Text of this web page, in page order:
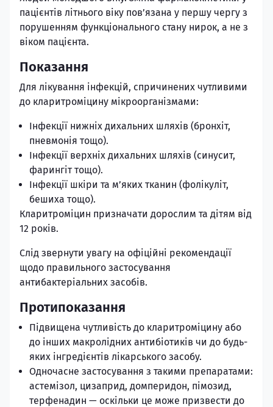
пацієнтів літнього віку пов’язана у першу чергу з
порушенням функціонального стану нирок, а не з
віком пацієнта.
Показання
Для лікування інфекцій, спричинених чутливими
до кларитроміцину мікроорганізмами:
Інфекції нижніх дихальних шляхів (бронхіт,
пневмонія тощо).
Інфекції верхніх дихальних шляхів (синусит,
фарингіт тощо).
Інфекції шкіри та м’яких тканин (фолікуліт,
бешиха тощо).
Кларитроміцин призначати дорослим та дітям від
12 років.
Слід звернути увагу на офіційні рекомендації
щодо правильного застосування
антибактеріальних засобів.
Протипоказання
Підвищена чутливість до кларитроміцину або
до інших макролідних антибіотиків чи до будь-
яких інгредієнтів лікарського засобу.
Одночасне застосування з такими препаратами:
астемізол, цизаприд, домперидон, пімозид,
терфенадин — оскільки це може призвести до